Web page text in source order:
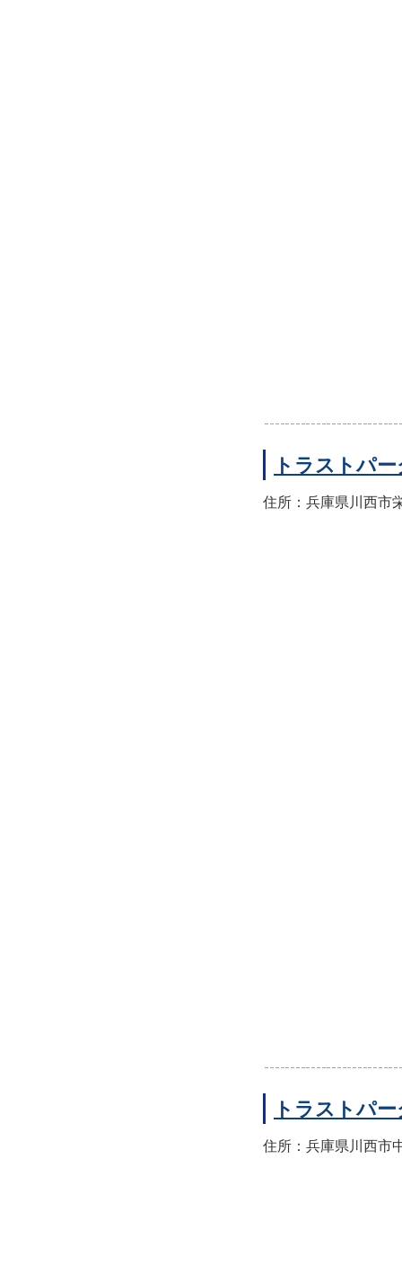
トラストパ
住所：兵庫県川西市
トラストパ
住所：兵庫県川西市